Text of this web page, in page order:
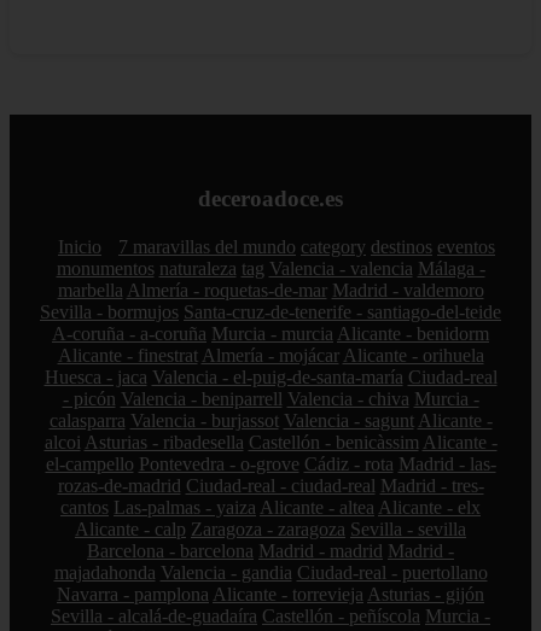
deceroadoce.es
Inicio 7 maravillas del mundo category destinos eventos
monumentos naturaleza tag Valencia - valencia Málaga -
marbella Almería - roquetas-de-mar Madrid - valdemoro
Sevilla - bormujos Santa-cruz-de-tenerife - santiago-del-teide
A-coruña - a-coruña Murcia - murcia Alicante - benidorm
Alicante - finestrat Almería - mojácar Alicante - orihuela
Huesca - jaca Valencia - el-puig-de-santa-maría Ciudad-real
- picón Valencia - beniparrell Valencia - chiva Murcia -
calasparra Valencia - burjassot Valencia - sagunt Alicante -
alcoi Asturias - ribadesella Castellón - benicàssim Alicante -
el-campello Pontevedra - o-grove Cádiz - rota Madrid - las-
rozas-de-madrid Ciudad-real - ciudad-real Madrid - tres-
cantos Las-palmas - yaiza Alicante - altea Alicante - elx
Alicante - calp Zaragoza - zaragoza Sevilla - sevilla
Barcelona - barcelona Madrid - madrid Madrid -
majadahonda Valencia - gandia Ciudad-real - puertollano
Navarra - pamplona Alicante - torrevieja Asturias - gijón
Sevilla - alcalá-de-guadaíra Castellón - peñíscola Murcia -